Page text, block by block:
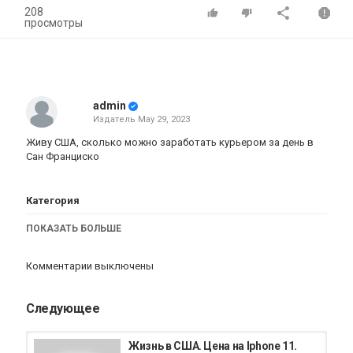
208
просмотры
admin
Издатель May 29, 2023
Живу США, сколько можно заработать курьером за день в
Сан Франциско
Категория
ПОКАЗАТЬ БОЛЬШЕ
Комментарии выключены
Следующее
Жизнь в США. Цена на Iphone 11.